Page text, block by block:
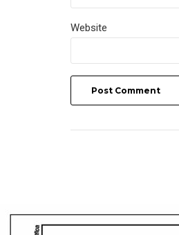
Website
Post Comment